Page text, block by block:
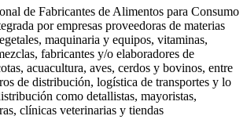
de Fabricantes de Alimentos para Consumo
por empresas proveedoras de materias
maquinaria y equipos, vitaminas,
fabricantes y/o elaboradores de
acuacultura, aves, cerdos y bovinos, entre
de distribución, logística de transportes y lo
como detallistas, mayoristas,
clínicas veterinarias y tiendas